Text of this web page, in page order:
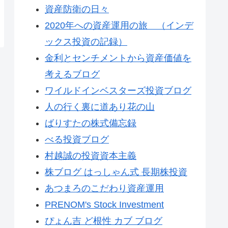
資産防衛の日々
2020年への資産運用の旅 （インデ
ックス投資の記録）
金利とセンチメントから資産価値を
考えるブログ
ワイルドインベスターズ投資ブログ
人の行く裏に道あり花の山
ばりすたの株式備忘録
べる投資ブログ
村越誠の投資資本主義
株ブログ はっしゃん式 長期株投資
あつまろのこだわり資産運用
PRENOM's Stock Investment
ぴょん吉 ど根性 カブ ブログ